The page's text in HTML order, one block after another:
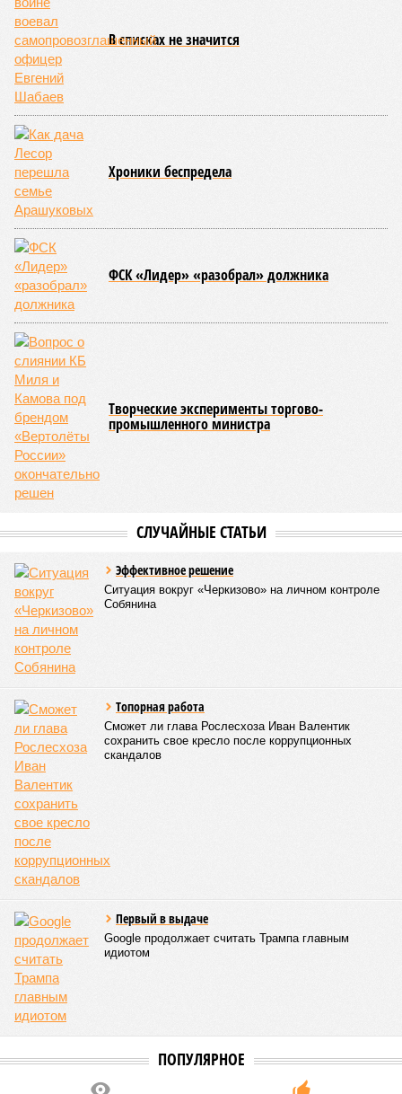
В списках не значится
Хроники беспредела
ФСК «Лидер» «разобрал» должника
Творческие эксперименты торгово-
промышленного министра
СЛУЧАЙНЫЕ СТАТЬИ
Эффективное решение
Ситуация вокруг «Черкизово» на личном контроле
Собянина
Tопорная работа
Сможет ли глава Рослесхоза Иван Валентик
сохранить свое кресло после коррупционных
скандалов
Первый в выдаче
Google продолжает считать Трампа главным
идиотом
ПОПУЛЯРНОЕ